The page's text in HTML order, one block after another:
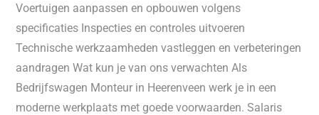
Voertuigen aanpassen en opbouwen volgens
specificaties Inspecties en controles uitvoeren
Technische werkzaamheden vastleggen en verbeteringen
aandragen Wat kun je van ons verwachten Als
Bedrijfswagen Monteur in Heerenveen werk je in een
moderne werkplaats met goede voorwaarden. Salaris